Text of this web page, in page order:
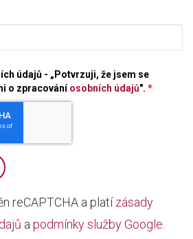
údajů - „Potvrzuji, že jsem se
o zpracováníosobních údajů". *
reCAPTCHA a platízásady
a podmínky služby Google